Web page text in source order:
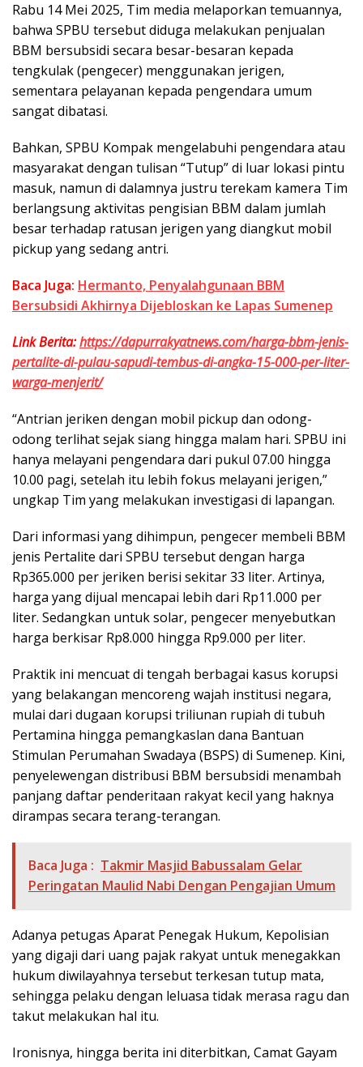
Rabu 14 Mei 2025, Tim media melaporkan temuannya,
bahwa SPBU tersebut diduga melakukan penjualan
BBM bersubsidi secara besar-besaran kepada
tengkulak (pengecer) menggunakan jerigen,
sementara pelayanan kepada pengendara umum
sangat dibatasi.
Bahkan, SPBU Kompak mengelabuhi pengendara atau
masyarakat dengan tulisan “Tutup” di luar lokasi pintu
masuk, namun di dalamnya justru terekam kamera Tim
berlangsung aktivitas pengisian BBM dalam jumlah
besar terhadap ratusan jerigen yang diangkut mobil
pickup yang sedang antri.
Baca Juga: Hermanto, Penyalahgunaan BBM
Bersubsidi Akhirnya Dijebloskan ke Lapas Sumenep
Link Berita:https://dapurrakyatnews.com/harga-bbm-jenis-
pertalite-di-pulau-sapudi-tembus-di-angka-15-000-per-liter-
warga-menjerit/
“Antrian jeriken dengan mobil pickup dan odong-
odong terlihat sejak siang hingga malam hari. SPBU ini
hanya melayani pengendara dari pukul 07.00 hingga
10.00 pagi, setelah itu lebih fokus melayani jerigen,”
ungkap Tim yang melakukan investigasi di lapangan.
Dari informasi yang dihimpun, pengecer membeli BBM
jenis Pertalite dari SPBU tersebut dengan harga
Rp365.000 per jeriken berisi sekitar 33 liter. Artinya,
harga yang dijual mencapai lebih dari Rp11.000 per
liter. Sedangkan untuk solar, pengecer menyebutkan
harga berkisar Rp8.000 hingga Rp9.000 per liter.
Praktik ini mencuat di tengah berbagai kasus korupsi
yang belakangan mencoreng wajah institusi negara,
mulai dari dugaan korupsi triliunan rupiah di tubuh
Pertamina hingga pemangkaslan dana Bantuan
Stimulan Perumahan Swadaya (BSPS) di Sumenep. Kini,
penyelewengan distribusi BBM bersubsidi menambah
panjang daftar penderitaan rakyat kecil yang haknya
dirampas secara terang-terangan.
Baca Juga : Takmir Masjid Babussalam Gelar
Peringatan Maulid Nabi Dengan Pengajian Umum
Adanya petugas Aparat Penegak Hukum, Kepolisian
yang digaji dari uang pajak rakyat untuk menegakkan
hukum diwilayahnya tersebut terkesan tutup mata,
sehingga pelaku dengan leluasa tidak merasa ragu dan
takut melakukan hal itu.
Ironisnya, hingga berita ini diterbitkan, Camat Gayam